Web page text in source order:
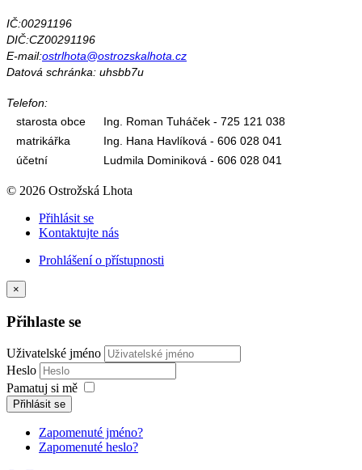
IČ:00291196
DIČ:CZ00291196
E-mail:ostrlhota@ostrozskalhota.cz
Datová schránka: uhsbb7u
Telefon:
starosta obce
Ing. Roman Tuháček - 725 121 038
matrikářka
Ing. Hana Havlíková - 606 028 041
účetní
Ludmila Dominiková - 606 028 041
© 2026 Ostrožská Lhota
Přihlásit se
Kontaktujte nás
Prohlášení o přístupnosti
×
Přihlaste se
Uživatelské jméno
Heslo
Pamatuj si mě
Přihlásit se
Zapomenuté jméno?
Zapomenuté heslo?